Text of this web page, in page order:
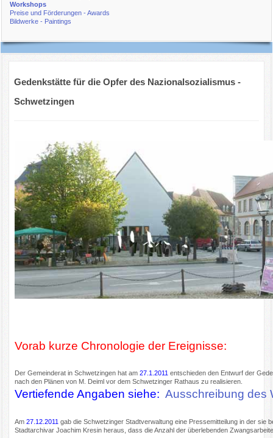
Workshops
Preise und Förderungen - Awards
Bildwerke - Paintings
Gedenkstätte für die Opfer des Nazionalsozialismus -
Schwetzingen
Vorab kurze Chronologie der Ereignisse:
Der Gemeinderat in Schwetzingen hat am27.1.2011 entschieden den Entwurf der
nach den Plänen von M. Deiml vor dem Schwetzinger Rathaus zu realisieren.
Vertiefende Angaben siehe:Ausschreibung des
Am27.12.2011 gab die Schwetzinger Stadtverwaltung eine Pressemitteilung in der
Stadtarchivar Joachim Kresin heraus, dass die Anzahl der überlebenden